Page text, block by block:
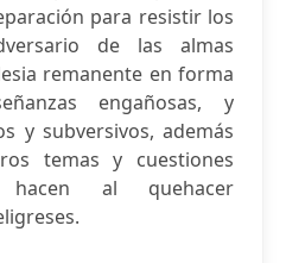
para resistir los
de las almas
remanente en forma
engañosas, y
y subversivos, además
temas y cuestiones
hacen al quehacer